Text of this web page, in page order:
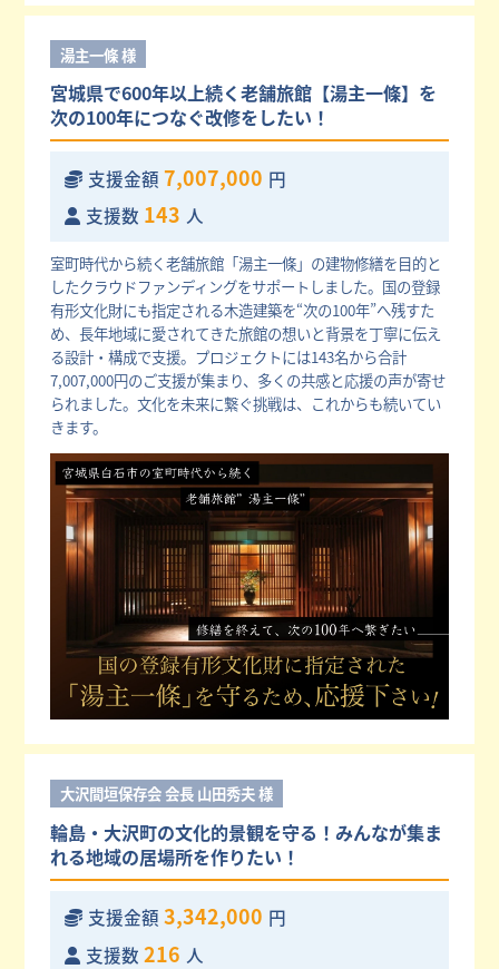
湯主一條 様
宮城県で600年以上続く老舗旅館【湯主一條】を
次の100年につなぐ改修をしたい！
支援金額 7,007,000 円
支援数 143 人
室町時代から続く老舗旅館「湯主一條」の建物修繕を目的と
したクラウドファンディングをサポートしました。国の登録
有形文化財にも指定される木造建築を“次の100年”へ残すた
め、長年地域に愛されてきた旅館の想いと背景を丁寧に伝え
る設計・構成で支援。プロジェクトには143名から合計
7,007,000円のご支援が集まり、多くの共感と応援の声が寄せ
られました。文化を未来に繋ぐ挑戦は、これからも続いてい
きます。
大沢間垣保存会 会長 山田秀夫 様
輪島・大沢町の文化的景観を守る！みんなが集ま
れる地域の居場所を作りたい！
支援金額 3,342,000 円
支援数 216 人